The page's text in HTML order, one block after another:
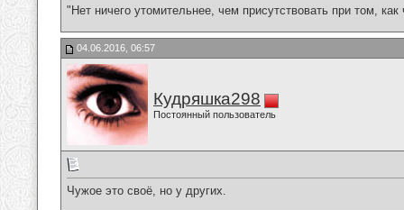
"Нет ничего утомительнее, чем присутствовать при том,
04.06.2016, 06:57
Кудряшка298
Постоянный пользователь
Чужое это своё, но у других.